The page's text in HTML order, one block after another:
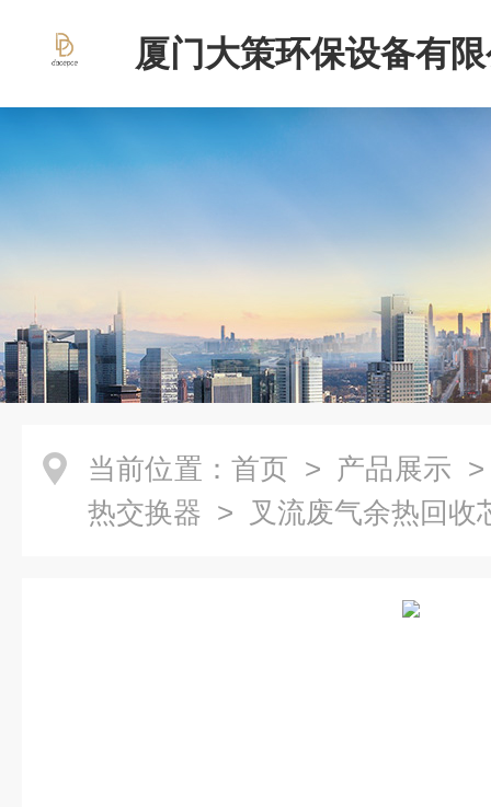
厦门大策环保设备有
当前位置： 首页 > 产品展示
热交换器 > 叉流废气余热回收